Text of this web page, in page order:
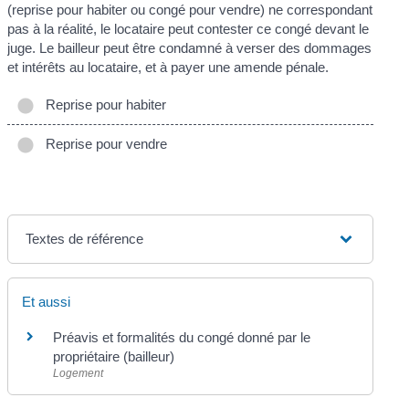
(reprise pour habiter ou congé pour vendre) ne correspondant
pas à la réalité, le locataire peut contester ce congé devant le
juge. Le bailleur peut être condamné à verser des dommages
et intérêts au locataire, et à payer une amende pénale.
Reprise pour habiter
Reprise pour vendre
Textes de référence
Et aussi
Préavis et formalités du congé donné par le
propriétaire (bailleur)
Logement